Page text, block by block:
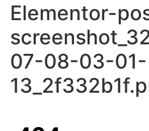
Elementor-
07-08-03-01-